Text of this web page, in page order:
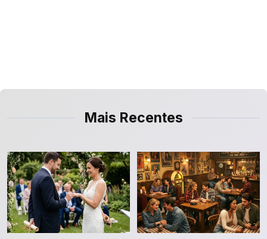
Mais Recentes